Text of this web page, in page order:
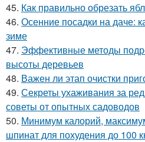
45. Как правильно обрезать
46. Осенние посадки на даче:
зиме
47. Эффективные методы
высоты деревьев
48. Важен ли этап очистки
49. Секреты ухаживания за
советы от опытных садоводов
50. Минимум калорий,
шпинат для похудения до 100